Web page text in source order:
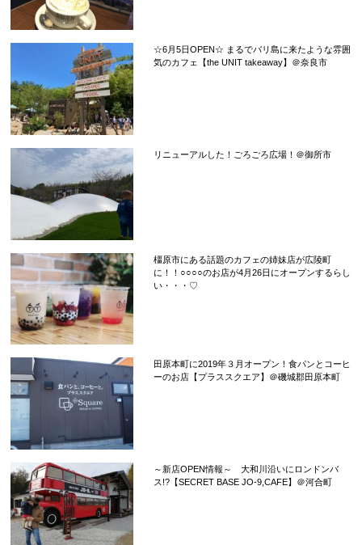
☆6月5日OPEN☆ まるでバリ島に来たような雰囲
気のカフェ【the UNIT takeaway】＠奈良市
リニューアルした！ごろごろ広場！＠御所市
橿原市にある話題のカフェの姉妹店が広陵町
に！！○○○○のお店が4月26日にオープンするらし
い・・・♡
田原本町に2019年３月オープン！食パンとコーヒ
ーのお店【プラススクエア】＠磯城郡田原本町
～新店OPEN情報～ 大和川沿いにロンドンバ
ス!?【SECRET BASE JO-9,CAFE】＠河合町